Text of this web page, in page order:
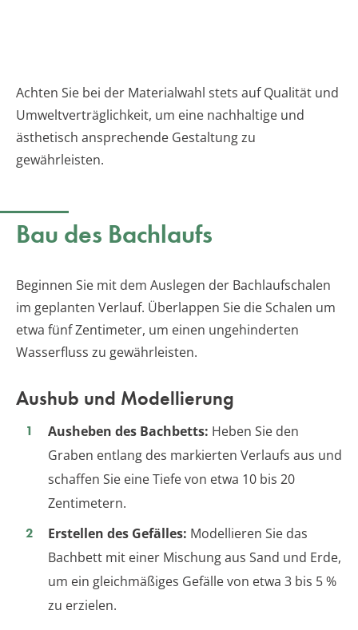
Achten Sie bei der Materialwahl stets auf Qualität und
Umweltverträglichkeit, um eine nachhaltige und
ästhetisch ansprechende Gestaltung zu
gewährleisten.
Bau des Bachlaufs
Beginnen Sie mit dem Auslegen der Bachlaufschalen
im geplanten Verlauf. Überlappen Sie die Schalen um
etwa fünf Zentimeter, um einen ungehinderten
Wasserfluss zu gewährleisten.
Aushub und Modellierung
Ausheben des Bachbetts: Heben Sie den
Graben entlang des markierten Verlaufs aus und
schaffen Sie eine Tiefe von etwa 10 bis 20
Zentimetern.
Erstellen des Gefälles: Modellieren Sie das
Bachbett mit einer Mischung aus Sand und Erde,
um ein gleichmäßiges Gefälle von etwa 3 bis 5 %
zu erzielen.